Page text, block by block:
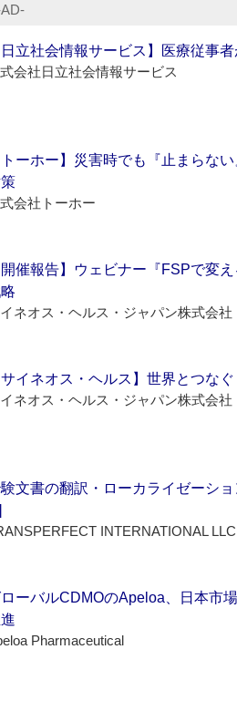
日立社会情報サービス】医療従事
会社日立社会情報サービス
トーホー】災害時でも『止まらな
会社トーホー
開催報告】ウェビナー『FSPで変
ネオス・ヘルス・ジャパン株式会社
サイネオス・ヘルス】世界とつな
ネオス・ヘルス・ジャパン株式会社
文書の翻訳・ローカライゼーシ
INTERNATIONAL LLC
ーバルCDMOのApeloa、日本市
Pharmaceutical